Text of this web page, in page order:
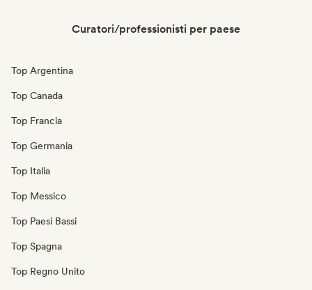
Curatori/professionisti per paese
Top Argentina
Top Canada
Top Francia
Top Germania
Top Italia
Top Messico
Top Paesi Bassi
Top Spagna
Top Regno Unito